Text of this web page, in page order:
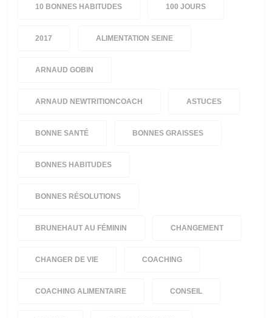
10 BONNES HABITUDES 100 JOURS
2017 ALIMENTATION SEINE
ARNAUD GOBIN
ARNAUD NEWTRITIONCOACH ASTUCES
BONNE SANTÉ BONNES GRAISSES
BONNES HABITUDES
BONNES RÉSOLUTIONS
BRUNEHAUT AU FÉMININ CHANGEMENT
CHANGER DE VIE COACHING
COACHING ALIMENTAIRE CONSEIL